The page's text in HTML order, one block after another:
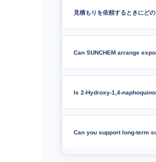
見積もりを依頼するときにど
Can SUNCHEM arrange
Is 2-Hydroxy-1,4-
Can you support long-term